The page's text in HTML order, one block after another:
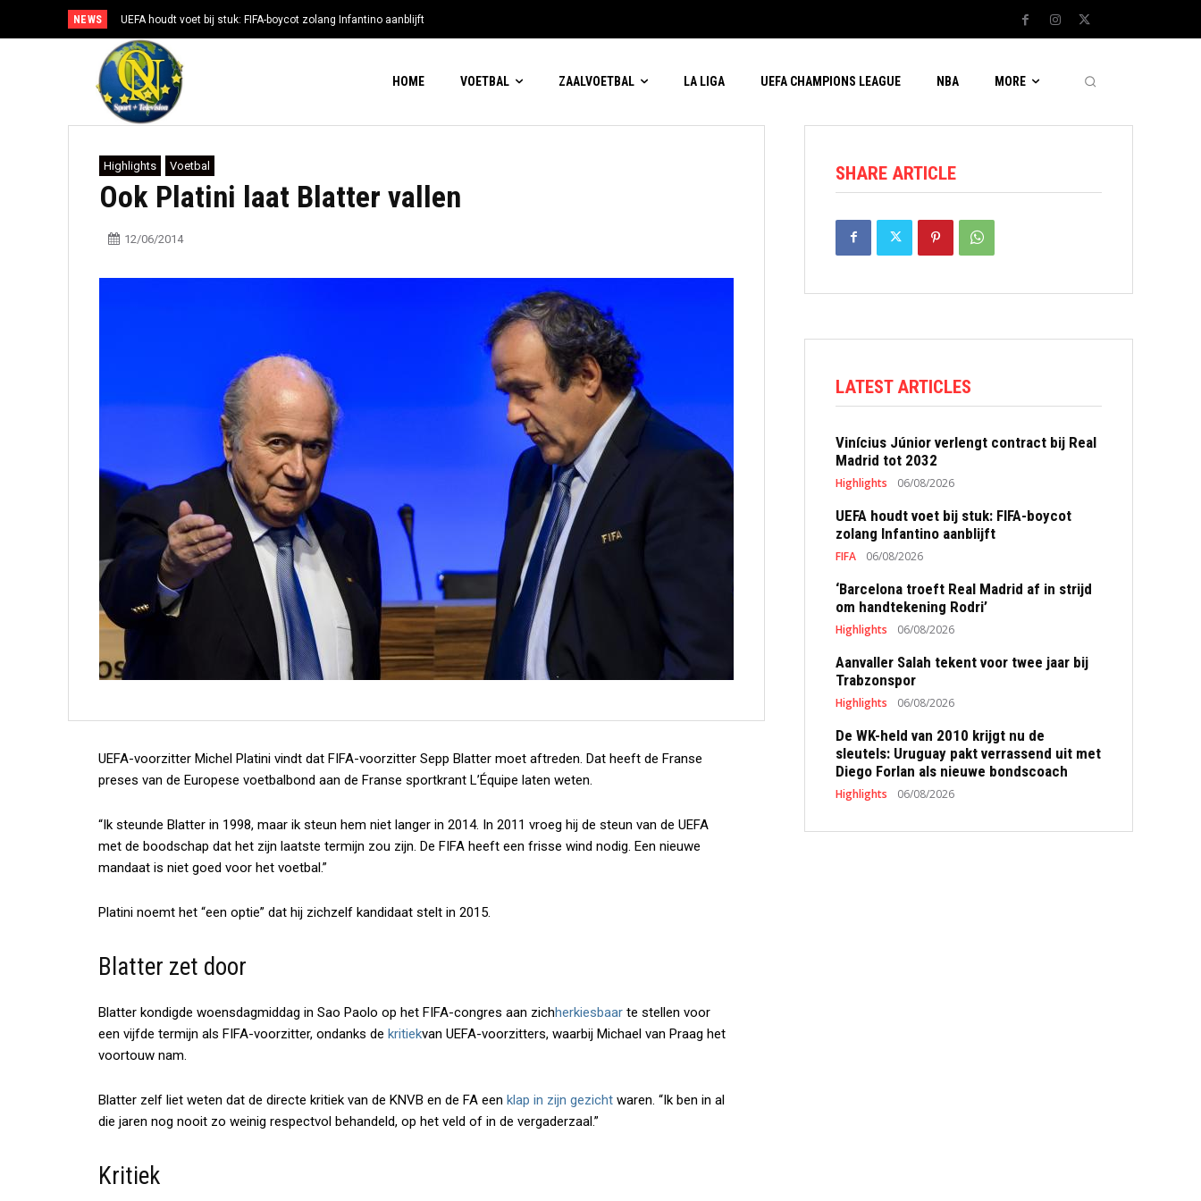
NEWS UEFA houdt voet bij stuk: FIFA-boycot zolang Infantino aanblijft
HOME VOETBAL ZAALVOETBAL LA LIGA UEFA CHAMPIONS LEAGUE NBA MORE
Highlights Voetbal
Ook Platini laat Blatter vallen
12/06/2014
UEFA-voorzitter Michel Platini vindt dat FIFA-voorzitter Sepp Blatter moet aftreden. Dat heeft de Franse
preses van de Europese voetbalbond aan de Franse sportkrant L’Équipe laten weten.
“Ik steunde Blatter in 1998, maar ik steun hem niet langer in 2014. In 2011 vroeg hij de steun van de UEFA
met de boodschap dat het zijn laatste termijn zou zijn. De FIFA heeft een frisse wind nodig. Een nieuwe
mandaat is niet goed voor het voetbal.”
Platini noemt het “een optie” dat hij zichzelf kandidaat stelt in 2015.
Blatter zet door
Blatter kondigde woensdagmiddag in Sao Paolo op het FIFA-congres aan zichherkiesbaar te stellen voor
een vijfde termijn als FIFA-voorzitter, ondanks de kritiekvan UEFA-voorzitters, waarbij Michael van Praag het
voortouw nam.
Blatter zelf liet weten dat de directe kritiek van de KNVB en de FA een klap in zijn gezicht waren. “Ik ben in al
die jaren nog nooit zo weinig respectvol behandeld, op het veld of in de vergaderzaal.”
Kritiek
SHARE ARTICLE
LATEST ARTICLES
Vinícius Júnior verlengt contract bij Real
Madrid tot 2032
Highlights 06/08/2026
UEFA houdt voet bij stuk: FIFA-boycot
zolang Infantino aanblijft
FIFA 06/08/2026
‘Barcelona troeft Real Madrid af in strijd
om handtekening Rodri’
Highlights 06/08/2026
Aanvaller Salah tekent voor twee jaar bij
Trabzonspor
Highlights 06/08/2026
De WK-held van 2010 krijgt nu de
sleutels: Uruguay pakt verrassend uit met
Diego Forlan als nieuwe bondscoach
Highlights 06/08/2026